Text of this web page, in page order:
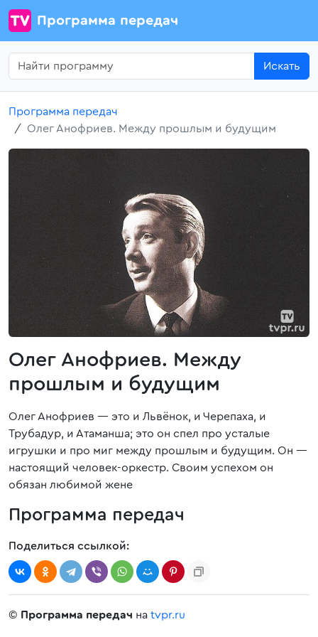
Программа передач
Искать
Программа передач
Олег Анофриев. Между прошлым и будущим
Олег Анофриев. Между
прошлым и будущим
Олег Анофриев — это и Львёнок, и Черепаха, и
Трубадур, и Атаманша; это он спел про усталые
игрушки и про миг между прошлым и будущим. Он —
настоящий человек-оркестр. Своим успехом он
обязан любимой жене
Программа передач
Поделиться ссылкой:
© Программа передач на tvpr.ru